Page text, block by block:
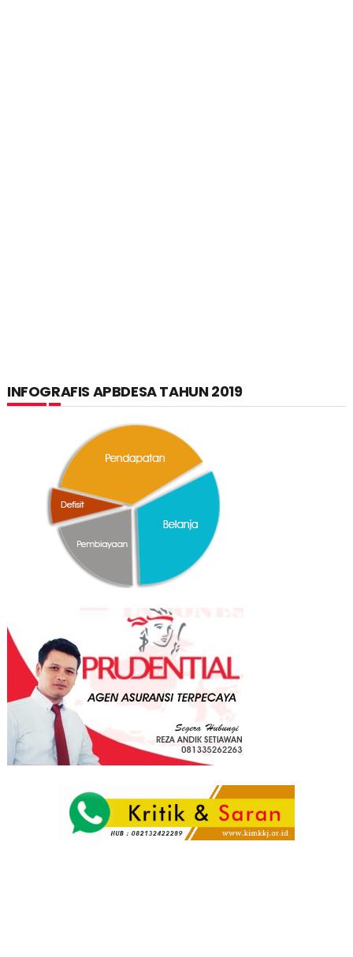
INFOGRAFIS APBDESA TAHUN 2019